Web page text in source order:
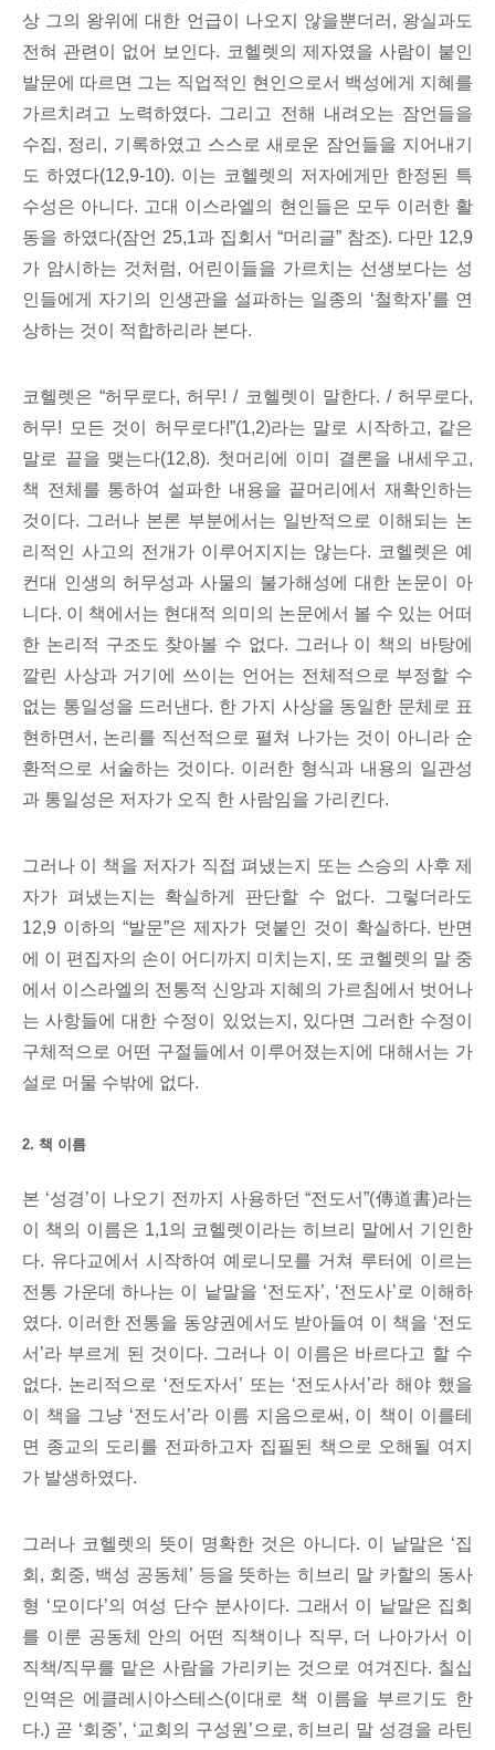
상 그의 왕위에 대한 언급이 나오지 않을뿐더러, 왕실과도
전혀 관련이 없어 보인다. 코헬렛의 제자였을 사람이 붙인
발문에 따르면 그는 직업적인 현인으로서 백성에게 지혜를
가르치려고 노력하였다. 그리고 전해 내려오는 잠언들을
수집, 정리, 기록하였고 스스로 새로운 잠언들을 지어내기
도 하였다(12,9-10). 이는 코헬렛의 저자에게만 한정된 특
수성은 아니다. 고대 이스라엘의 현인들은 모두 이러한 활
동을 하였다(잠언 25,1과 집회서 “머리글” 참조). 다만 12,9
가 암시하는 것처럼, 어린이들을 가르치는 선생보다는 성
인들에게 자기의 인생관을 설파하는 일종의 ‘철학자’를 연
상하는 것이 적합하리라 본다.
코헬렛은 “허무로다, 허무! / 코헬렛이 말한다. / 허무로다,
허무! 모든 것이 허무로다!”(1,2)라는 말로 시작하고, 같은
말로 끝을 맺는다(12,8). 첫머리에 이미 결론을 내세우고,
책 전체를 통하여 설파한 내용을 끝머리에서 재확인하는
것이다. 그러나 본론 부분에서는 일반적으로 이해되는 논
리적인 사고의 전개가 이루어지지는 않는다. 코헬렛은 예
컨대 인생의 허무성과 사물의 불가해성에 대한 논문이 아
니다. 이 책에서는 현대적 의미의 논문에서 볼 수 있는 어떠
한 논리적 구조도 찾아볼 수 없다. 그러나 이 책의 바탕에
깔린 사상과 거기에 쓰이는 언어는 전체적으로 부정할 수
없는 통일성을 드러낸다. 한 가지 사상을 동일한 문체로 표
현하면서, 논리를 직선적으로 펼쳐 나가는 것이 아니라 순
환적으로 서술하는 것이다. 이러한 형식과 내용의 일관성
과 통일성은 저자가 오직 한 사람임을 가리킨다.
그러나 이 책을 저자가 직접 펴냈는지 또는 스승의 사후 제
자가 펴냈는지는 확실하게 판단할 수 없다. 그렇더라도
12,9 이하의 “발문”은 제자가 덧붙인 것이 확실하다. 반면
에 이 편집자의 손이 어디까지 미치는지, 또 코헬렛의 말 중
에서 이스라엘의 전통적 신앙과 지혜의 가르침에서 벗어나
는 사항들에 대한 수정이 있었는지, 있다면 그러한 수정이
구체적으로 어떤 구절들에서 이루어졌는지에 대해서는 가
설로 머물 수밖에 없다.
2. 책 이름
본 ‘성경’이 나오기 전까지 사용하던 “전도서”(傳道書)라는
이 책의 이름은 1,1의 코헬렛이라는 히브리 말에서 기인한
다. 유다교에서 시작하여 예로니모를 거쳐 루터에 이르는
전통 가운데 하나는 이 낱말을 ‘전도자’, ‘전도사’로 이해하
였다. 이러한 전통을 동양권에서도 받아들여 이 책을 ‘전도
서’라 부르게 된 것이다. 그러나 이 이름은 바르다고 할 수
없다. 논리적으로 ‘전도자서’ 또는 ‘전도사서’라 해야 했을
이 책을 그냥 ‘전도서’라 이름 지음으로써, 이 책이 이를테
면 종교의 도리를 전파하고자 집필된 책으로 오해될 여지
가 발생하였다.
그러나 코헬렛의 뜻이 명확한 것은 아니다. 이 낱말은 ‘집
회, 회중, 백성 공동체’ 등을 뜻하는 히브리 말 카할의 동사
형 ‘모이다’의 여성 단수 분사이다. 그래서 이 낱말은 집회
를 이룬 공동체 안의 어떤 직책이나 직무, 더 나아가서 이
직책/직무를 맡은 사람을 가리키는 것으로 여겨진다. 칠십
인역은 에클레시아스테스(이대로 책 이름을 부르기도 한
다.) 곧 ‘회중’, ‘교회의 구성원’으로, 히브리 말 성경을 라틴